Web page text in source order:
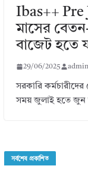
Ibas++ Pre
মাসের
বাজেট হতে
29/06/2025 admin
সরকারি
সময় জুলাই হতে জুন
সর্বশেষ প্রকাশিত